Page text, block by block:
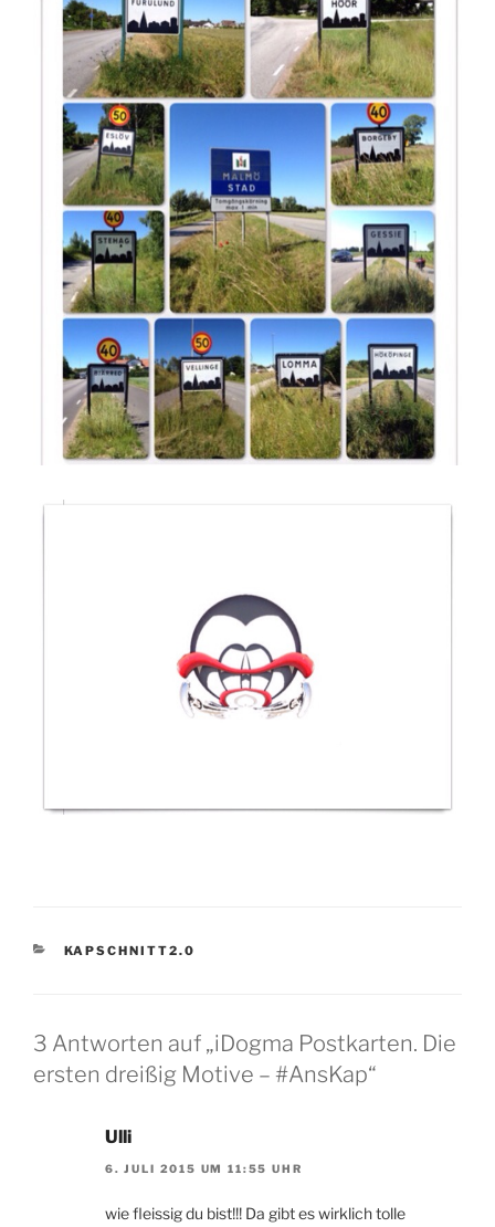
KATEGORIEN
KAPSCHNITT2.0
3 Antworten auf „iDogma Postkarten. Die
ersten dreißig Motive – #AnsKap“
Ulli
6. JULI 2015 UM 11:55 UHR
wie fleissig du bist!!! Da gibt es wirklich tolle